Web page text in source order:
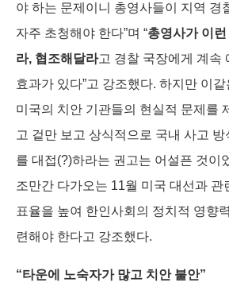
야 하는 문제이니 총영사들이 지역 경
자주 초청해야 한다”며 “총영사가 이
라, 협조해달라고 경찰 국장에게 계속
효과가 있다”고 강조했다. 하지만 이
미국의 치안 기관들의 현실적 문제를
고 겉만 보고 상식적으로 국내 사고
를 대접(?)하라는 권고는 어설픈 것이
조만간 다가오는 11월 미국 대선과 관
표율을 높여 한인사회의 정치적 영향
련해야 한다고 강조했다.
“타운에 노숙자가 많고 치안 불안”